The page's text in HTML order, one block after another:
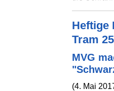
Heftige
Tram 25
MVG
(4. Mai